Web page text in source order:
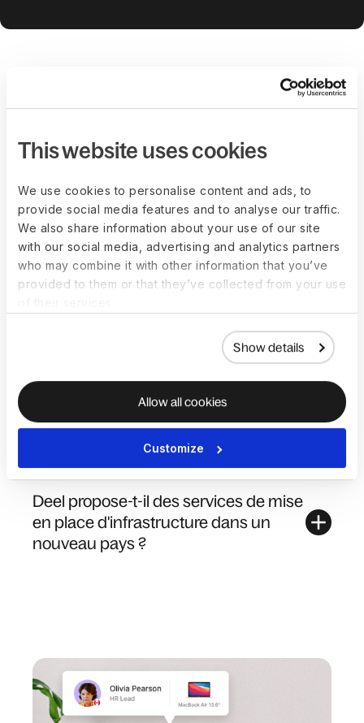
This website uses cookies
We use cookies to personalise content and ads, to
provide social media features and to analyse our traffic.
We also share information about your use of our site
with our social media, advertising and analytics partners
who may combine it with other information that you’ve
provided to them or that they’ve collected from your use
Show details
Allow all cookies
Customize
FAQs
Comment fonctionne la relation entre
Deel peut-il vous aider à estimer les
coûts employeur ?
Quelles tâches administratives de
gestion des personnes Deel peut-il
Combien de collaborateurs puis-je
gérer sur la plateforme de Deel ?
Deel propose-t-il des services de mise
en place d'infrastructure dans un
nouveau pays ?